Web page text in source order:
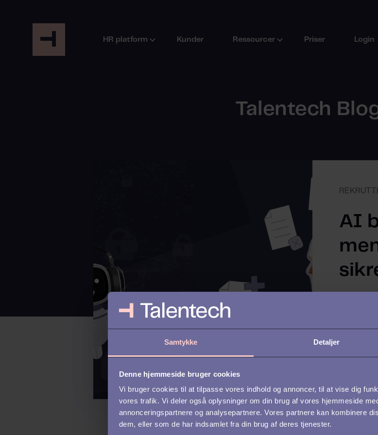
Samtykke Detaljer
Denne hjemmeside bruger cookies
Vi bruger cookies til at tilpasse vores indhold og annoncer, til at vise dig
vores trafik. Vi deler også oplysninger om din brug af vores hjemmeside
annonceringspartnere og analysepartnere. Vores partnere kan kombinere
dem, eller som de har indsamlet fra din brug af deres tjenester.
HR platform Kunder Ressourcer Priser Login
Talentech
AI